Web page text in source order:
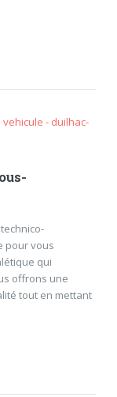
pour vous
qui
offrons une
tout en mettant